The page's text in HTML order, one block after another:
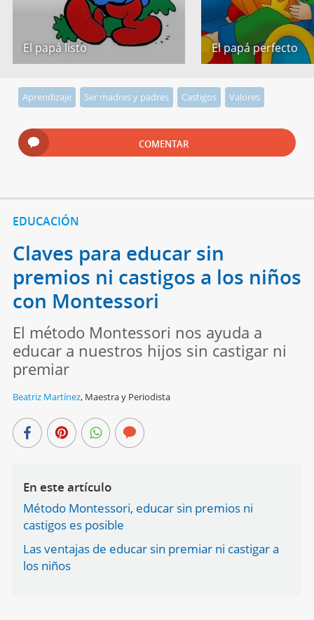
El papá listo El papá perfecto
Aprendizaje Ser madres y padres Castigos Valores
COMENTAR
EDUCACIÓN
Claves para educar sin
premios ni castigos a los niños
con Montessori
El método Montessori nos ayuda a
educar a nuestros hijos sin castigar ni
premiar
Beatriz Martínez, Maestra y Periodista
En este artículo
Método Montessori, educar sin premios ni
castigos es posible
Las ventajas de educar sin premiar ni castigar a
los niños